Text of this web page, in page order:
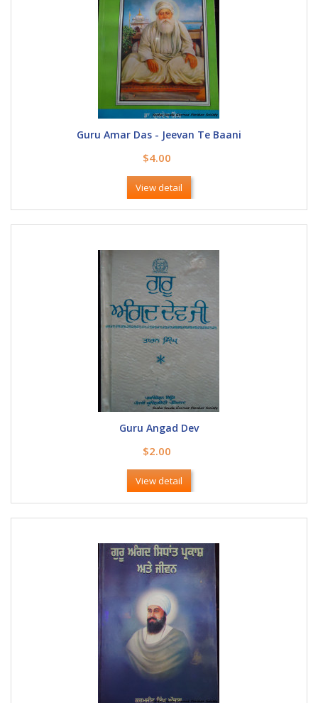
Guru Amar Das - Jeevan Te Baani
$4.00
View detail
Guru Angad Dev
$2.00
View detail